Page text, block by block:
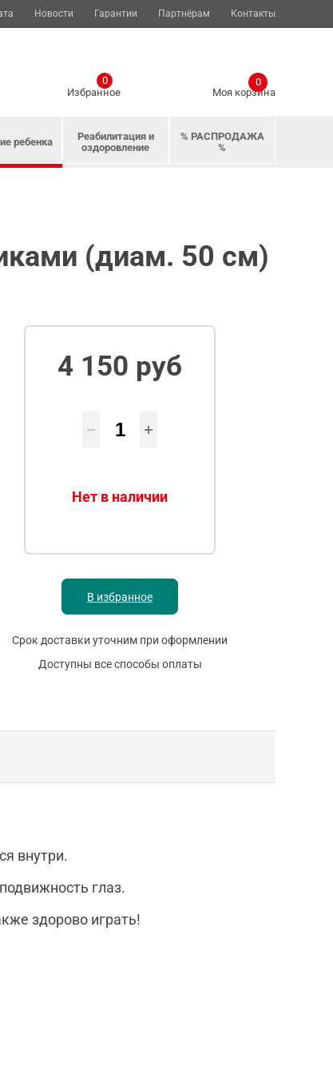
Новости Гарантии Партнёрам Контакты
Избранное
0
Моя корзина
0
ребенка
Реабилитация и
оздоровление
% РАСПРОДАЖА
%
(диам. 50 см)
4 150 руб
Нет в наличии
В избранное
Срок доставки уточним при оформлении
Доступны все способы оплаты
внутри.
глаз.
здорово играть!